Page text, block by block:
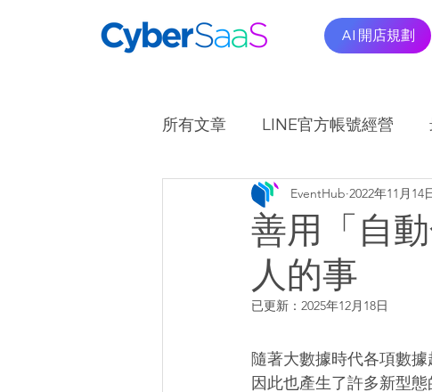
AI 開店規劃
所有文章 LINE官方帳號經營
OMO商圈應用實例 AI應用
善用「自
人的事
EventHub 2022年11月14
已更新： 2025年12月18日
隨著大數據時代各項數
因此也產生了許多新型